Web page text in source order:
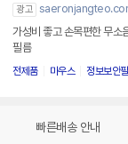
광고
가성비 좋고 손목편한 무소
필름
전제품 마우스 정보보안
빠른배송 안내